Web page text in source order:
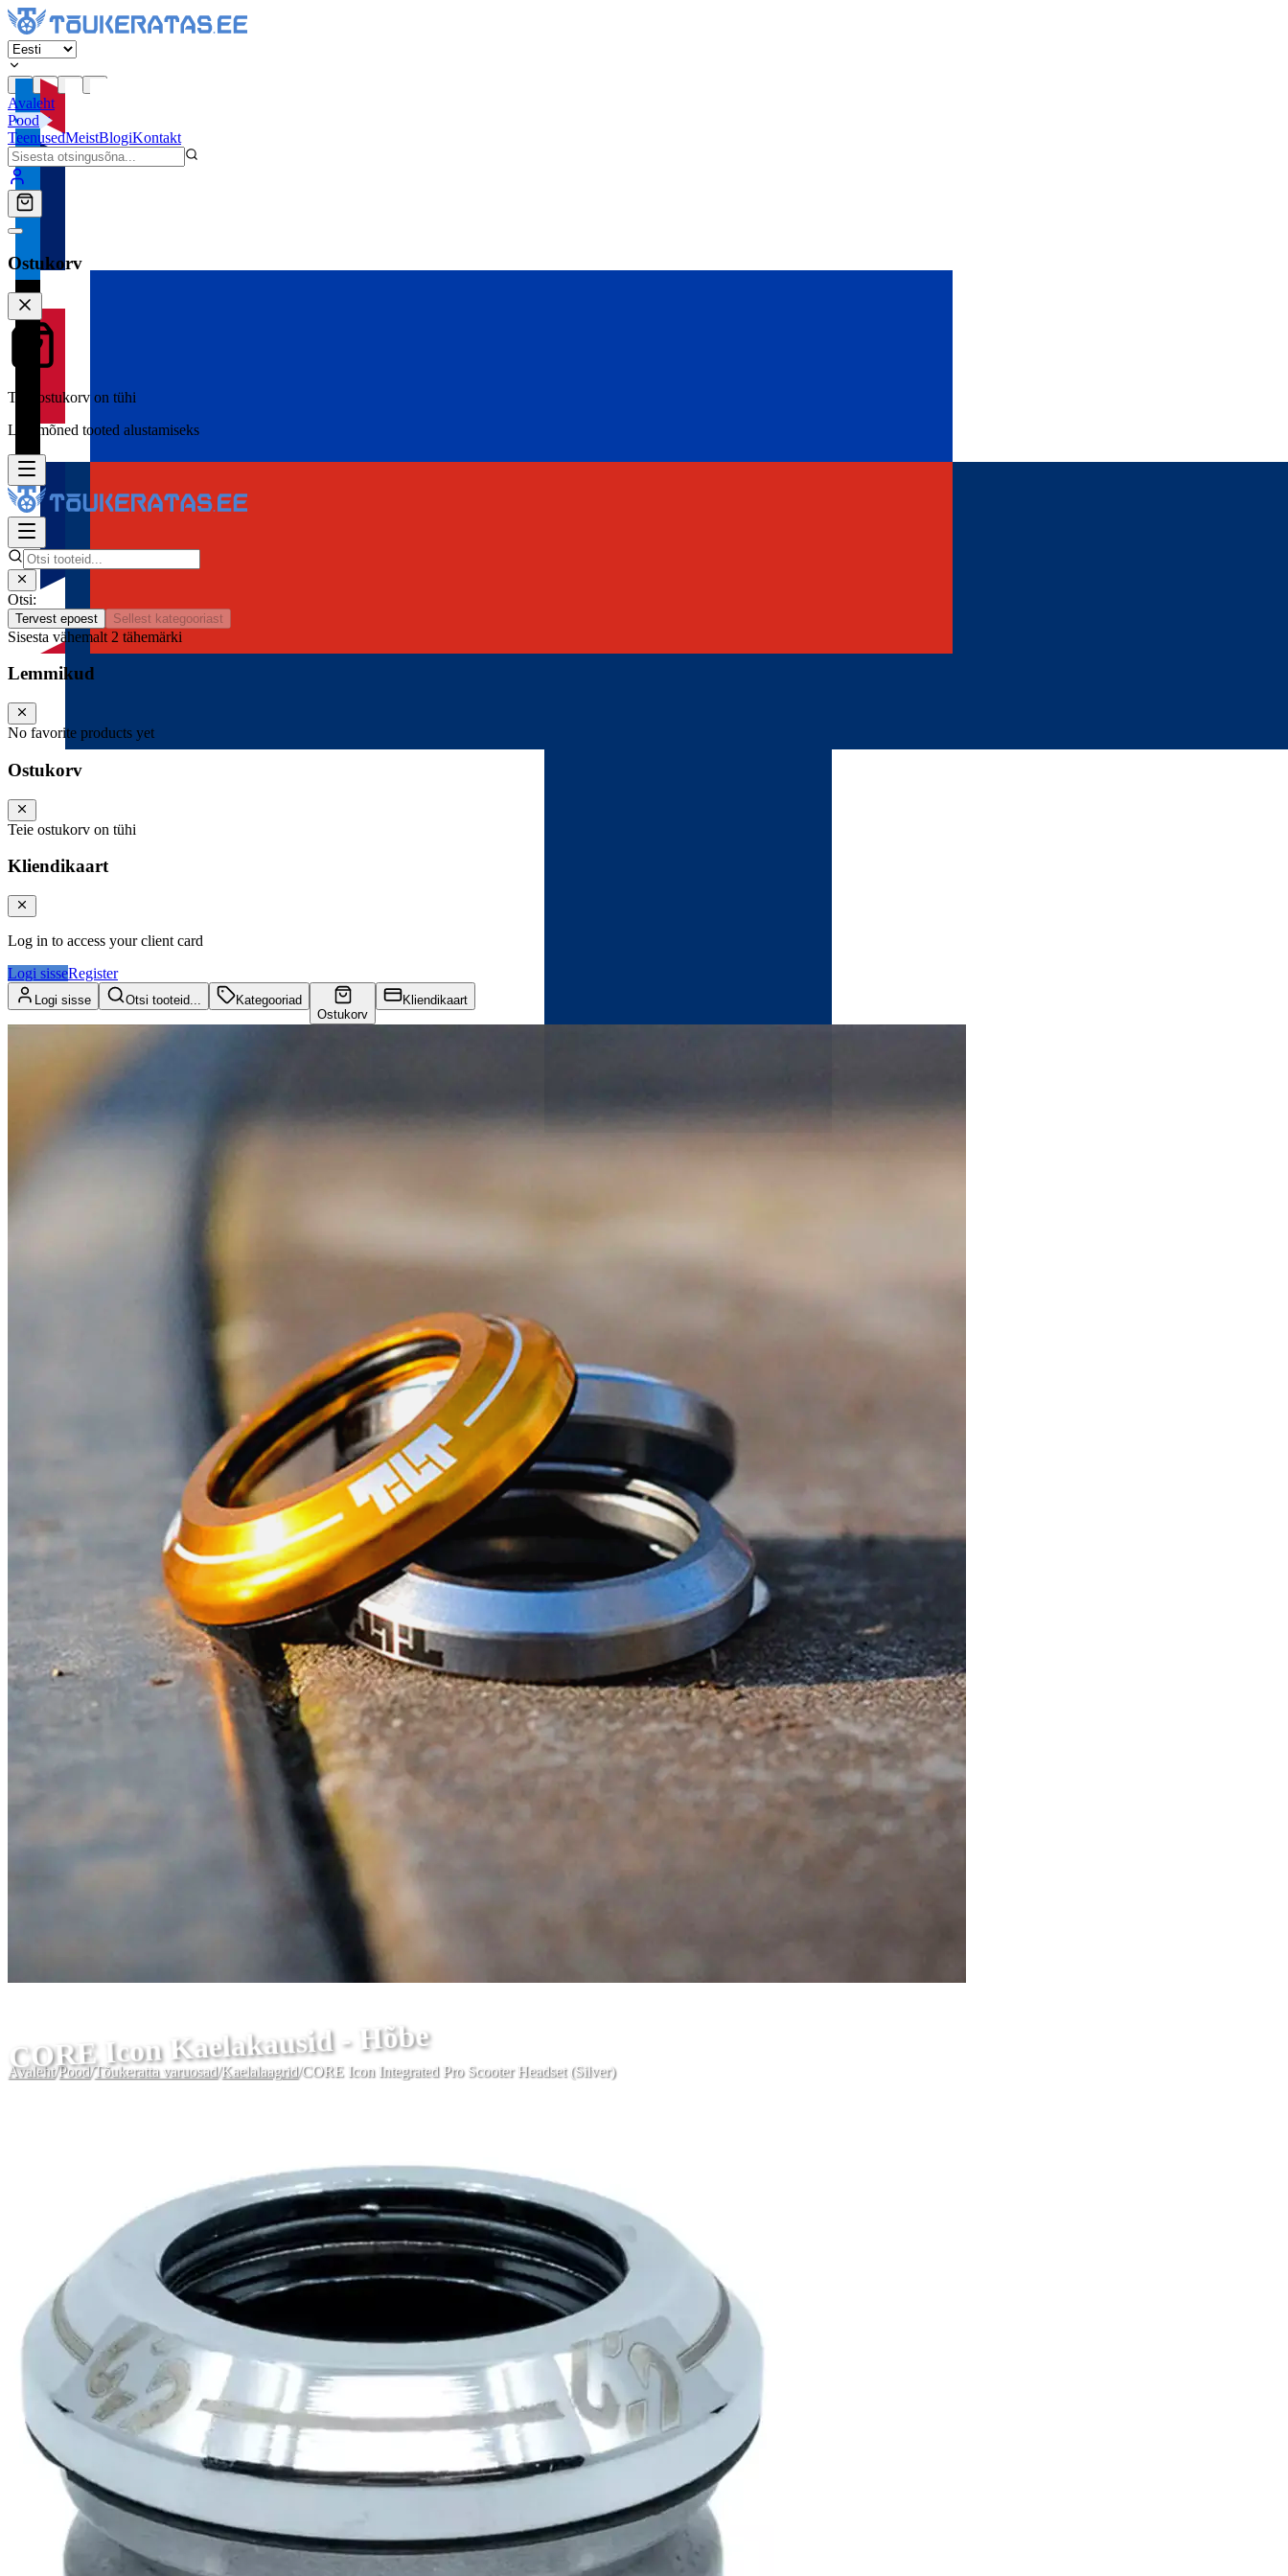
Avaleht
Pood
TeenusedMeistBlogiKontakt
Ostukorv
Teie ostukorv on tühi
Lisa mõned tooted alustamiseks
Otsi:
Tervest epoest Sellest kategooriast
Sisesta vähemalt 2 tähemärki
Lemmikud
No favorite products yet
Ostukorv
Teie ostukorv on tühi
Kliendikaart
Log in to access your client card
Logi sisseRegister
Logi sisse Otsi tooteid...
Kategooriad
Ostukorv
Kliendikaart
CORE Icon Kaelakausid - Hõbe
Avaleht/Pood/Tõukeratta varuosad/Kaelalaagrid/CORE Icon Integrated Pro Scooter Headset (Silver)